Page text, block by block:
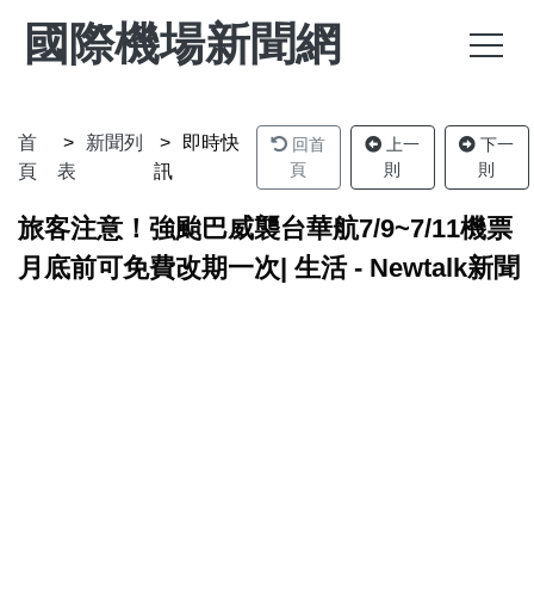
國際機場新聞網
首
頁
新聞列
表
即時快
訊
回首
頁
上一
則
下一
則
旅客注意！強颱巴威襲台華航7/9~7/11機票
月底前可免費改期一次| 生活 - Newtalk新聞